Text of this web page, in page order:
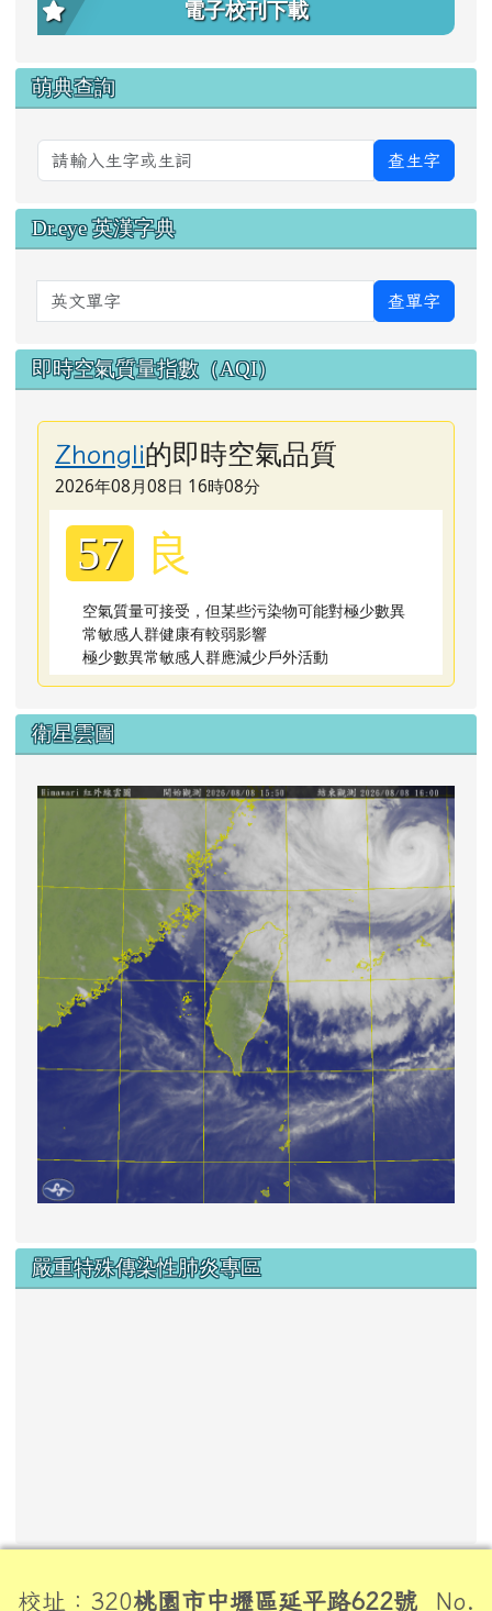
電子校刊下載
萌典查詢
查生字
Dr.eye 英漢字典
英文單字 查單字
即時空氣質量指數（AQI）
Zhongli的即時空氣品質
2026年08月08日 16時08分
57 良
空氣質量可接受，但某些污染物可能對極少數異
常敏感人群健康有較弱影響
極少數異常敏感人群應減少戶外活動
衛星雲圖
link
嚴重特殊傳染性肺炎專區
校址：320桃園市中壢區延平路622號 No.